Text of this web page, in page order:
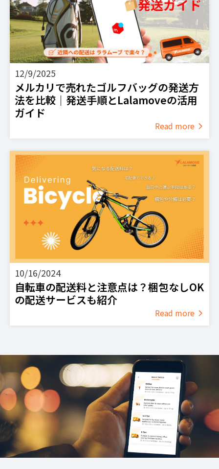
12/9/2025
メルカリで売れたゴルフバッグの発送方
法を比較｜発送手順とLalamoveの活用
ガイド
Read more
10/16/2024
自転車の配送料と注意点は？梱包なしOK
の配送サービスも紹介
Read more